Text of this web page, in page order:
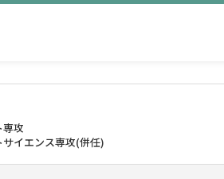
攻
イエンス専攻(併任)